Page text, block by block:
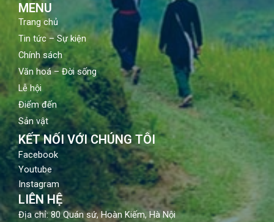
MENU
Trang chủ
Tin tức – Sự kiện
Chính sách
Văn hoá – Đời sống
Lễ hội
Điểm đến
Sản vật
KẾT NỐI VỚI CHÚNG TÔI
Facebook
Youtube
Instagram
LIÊN HỆ
Địa chỉ: 80 Quán sứ, Hoàn Kiếm, Hà Nội